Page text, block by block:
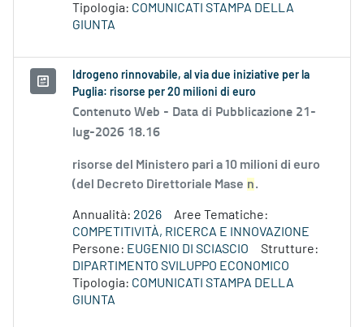
Tipologia: COMUNICATI STAMPA DELLA
GIUNTA
Idrogeno rinnovabile, al via due iniziative per la
Puglia: risorse per 20 milioni di euro
Contenuto Web - Data di Pubblicazione 21-
lug-2026 18.16
risorse del Ministero pari a 10 milioni di euro
(del Decreto Direttoriale Mase n.
Annualità: 2026
Aree Tematiche:
COMPETITIVITÀ, RICERCA E INNOVAZIONE
Persone: EUGENIO DI SCIASCIO
Strutture:
DIPARTIMENTO SVILUPPO ECONOMICO
Tipologia: COMUNICATI STAMPA DELLA
GIUNTA